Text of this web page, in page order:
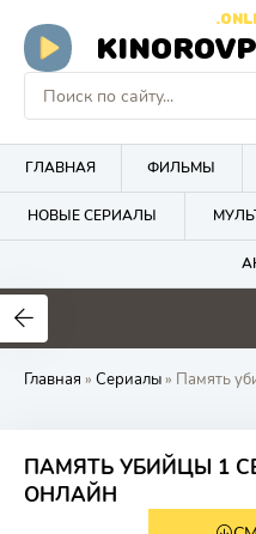
ГЛАВНАЯ ФИЛЬМЫ
НОВЫЕ СЕРИАЛЫ
Главная » Сериалы» Память
ПАМЯТЬ УБИЙЦЫ 1
ОНЛАЙН